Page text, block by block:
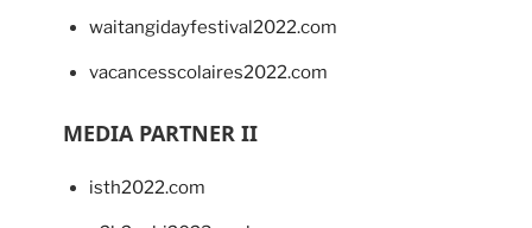
waitangidayfestival2022.com
vacancesscolaires2022.com
MEDIA PARTNER II
isth2022.com